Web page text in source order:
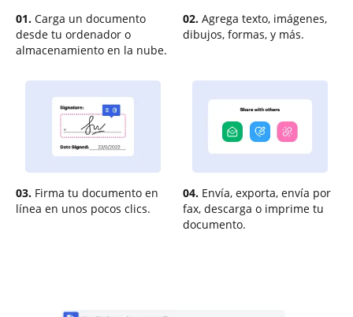
01. Carga un documento
desde tu ordenador o
almacenamiento en la nube.
02. Agrega texto, imágenes,
dibujos, formas, y más.
03. Firma tu documento en
línea en unos pocos clics.
04. Envía, exporta, envía por
fax, descarga o imprime tu
documento.